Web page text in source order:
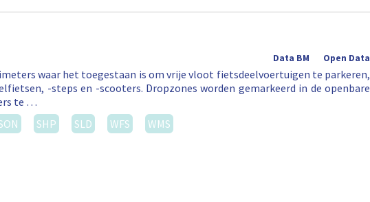
Open Data
Data BM
waar het toegestaan is om vrije vloot fietsdeelvoertuigen te parkeren,
-steps en -scooters. Dropzones worden gemarkeerd in de openbare
te …
SHP SLD WFS WMS